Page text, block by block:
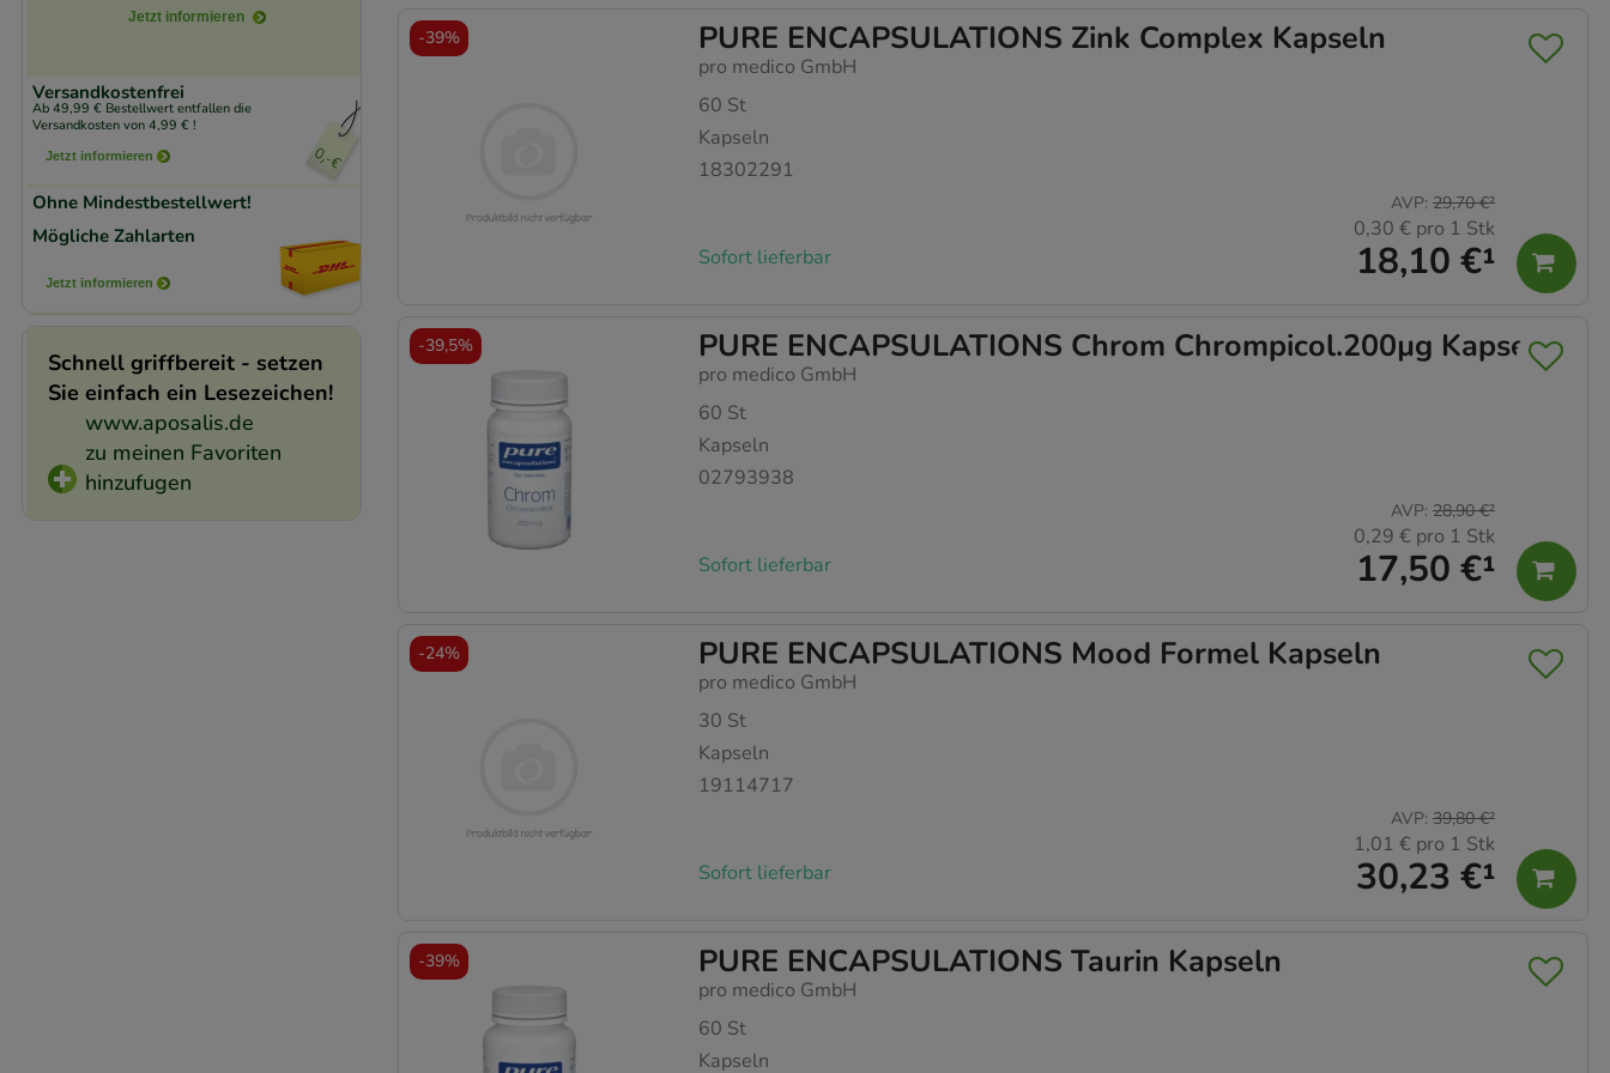
unserer Website sammeln, mit deren Hilfe wir unsere Website weiter für Sie optimieren können,
den Inhalt auf unserer Website aber auch die Werbung auf Drittseiten möglichst relevant für Sie zu
gestalten. Bitte beachten Sie, dass Daten hierfür teilweise an Dritte wie z.B. Google oder soziale
PURE ENCAPSULATIONS Zink Complex Kapseln
pro medico GmbH
60 St
Kapseln
18302291
Sofort lieferbar 18,10 €¹
AVP: 29,70 €²
0,30 € pro 1 Stk
-39%
PURE ENCAPSULATIONS Chrom Chrompicol.200µg Kapseln
pro medico GmbH
60 St
Kapseln
02793938
Sofort lieferbar 17,50 €¹
AVP: 28,90 €²
0,29 € pro 1 Stk
-39,5%
PURE ENCAPSULATIONS Mood Formel Kapseln
pro medico GmbH
30 St
Kapseln
19114717
Sofort lieferbar 30,23 €¹
AVP: 39,80 €²
1,01 € pro 1 Stk
-24%
PURE ENCAPSULATIONS Taurin Kapseln
pro medico GmbH
60 St
Kapseln
-39%
Jetzt informieren
Versandkostenfrei
Ab 49,99 € Bestellwert entfallen die
Versandkosten von 4,99 € !
Jetzt informieren
Ohne Mindestbestellwert!
Mögliche Zahlarten
Jetzt informieren
Schnell griffbereit - setzen
Sie einfach ein Lesezeichen!
www.aposalis.de
zu meinen Favoriten
hinzufugen